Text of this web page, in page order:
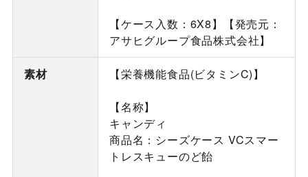
【ケース入数：6X8】【発売元：
アサヒグループ食品株式会社】
素材 【栄養機能食品(ビタミンC)】
【名称】
キャンディ
商品名：シーズケース VCスマー
トレスキューのど飴